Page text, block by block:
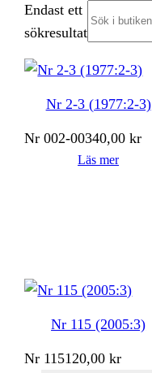
Endast ett
sökresultat
Nr 2-3 (1977:2-3)
Nr 002-00340,00kr
Läs mer
Nr 115 (2005:3)
Nr 115120,00kr